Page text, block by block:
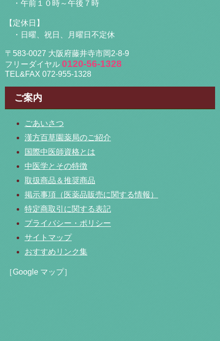
・午前１０時～午後７時
【定休日】
・日曜、祝日、月曜日不定休
〒583-0027 大阪府藤井寺市岡2-8-9
フリーダイヤル 0120-56-1328
TEL&FAX 072-955-1328
ご案内
ごあいさつ
漢方百草園薬局のご紹介
国際中医師資格とは
中医学とその特徴
取扱商品＆推奨商品
掲示事項（医薬品販売に関する情報）
特定商取引に関する表記
プライバシー・ポリシー
サイトマップ
おすすめリンク集
［Google マップ］